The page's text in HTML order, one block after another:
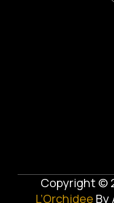
Copyright ©
L’Orchidee By